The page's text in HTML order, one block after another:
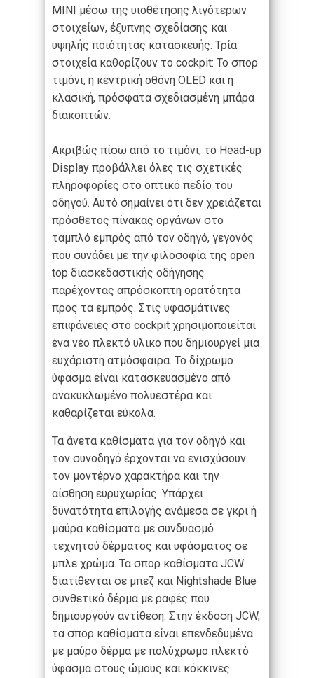
MINI μέσω της υιοθέτησης λιγότερων
στοιχείων, έξυπνης σχεδίασης και
υψηλής ποιότητας κατασκευής. Τρία
στοιχεία καθορίζουν το cockpit: Το σπορ
τιμόνι, η κεντρική οθόνη OLED και η
κλασική, πρόσφατα σχεδιασμένη μπάρα
διακοπτών.
Ακριβώς πίσω από το τιμόνι, το Head-up
Display προβάλλει όλες τις σχετικές
πληροφορίες στο οπτικό πεδίο του
οδηγού. Αυτό σημαίνει ότι δεν χρειάζεται
πρόσθετος πίνακας οργάνων στο
ταμπλό εμπρός από τον οδηγό, γεγονός
που συνάδει με την φιλοσοφία της open
top διασκεδαστικής οδήγησης
παρέχοντας απρόσκοπτη ορατότητα
προς τα εμπρός. Στις υφασμάτινες
επιφάνειες στο cockpit χρησιμοποιείται
ένα νέο πλεκτό υλικό που δημιουργεί μια
ευχάριστη ατμόσφαιρα. Το δίχρωμο
ύφασμα είναι κατασκευασμένο από
ανακυκλωμένο πολυεστέρα και
καθαρίζεται εύκολα.
Τα άνετα καθίσματα για τον οδηγό και
τον συνοδηγό έρχονται να ενισχύσουν
τον μοντέρνο χαρακτήρα και την
αίσθηση ευρυχωρίας. Υπάρχει
δυνατότητα επιλογής ανάμεσα σε γκρι ή
μαύρα καθίσματα με συνδυασμό
τεχνητού δέρματος και υφάσματος σε
μπλε χρώμα. Τα σπορ καθίσματα JCW
διατίθενται σε μπεζ και Nightshade Blue
συνθετικό δέρμα με ραφές που
δημιουργούν αντίθεση. Στην έκδοση JCW,
τα σπορ καθίσματα είναι επενδεδυμένα
με μαύρο δέρμα με πολύχρωμο πλεκτό
ύφασμα στους ώμους και κόκκινες